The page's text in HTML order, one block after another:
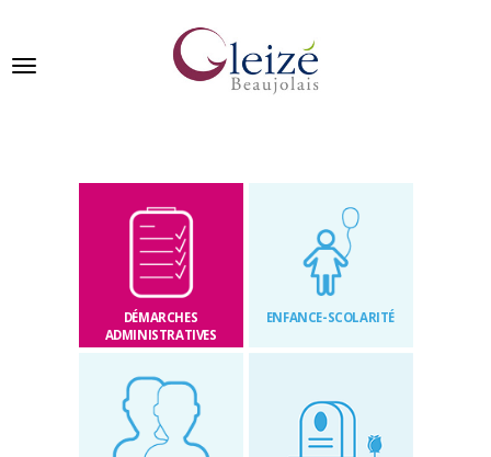
Ville de Gleizé en beaujolais
DÉMARCHES
ADMINISTRATIVES
ENFANCE-SCOLARITÉ